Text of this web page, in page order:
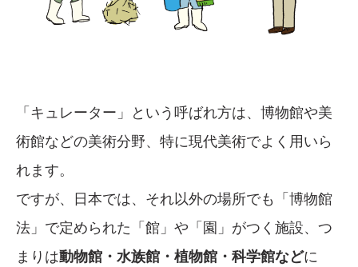
「キュレーター」という呼ばれ方は、博物館や美
術館などの美術分野、特に現代美術でよく用いら
れます。
ですが、日本では、それ以外の場所でも「博物館
法」で定められた「館」や「園」がつく施設、つ
まりは動物館・水族館・植物館・科学館などに